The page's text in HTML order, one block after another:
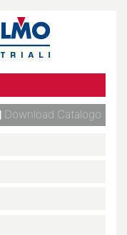
Download Catalogo